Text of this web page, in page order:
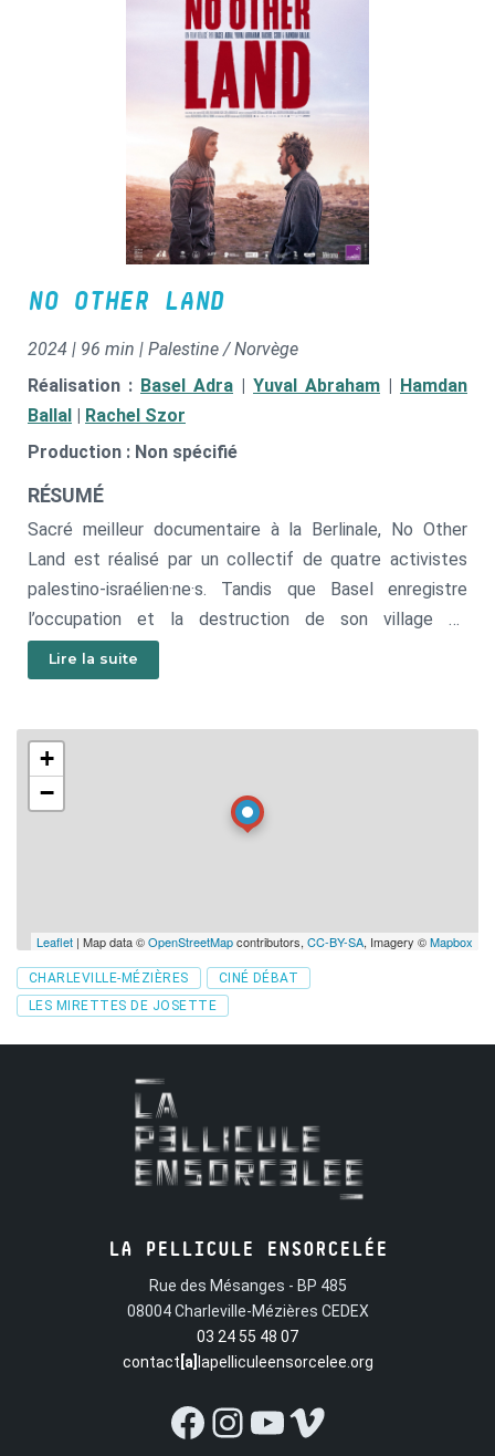
NO OTHER LAND
2024 | 96 min | Palestine / Norvège
Réalisation : Basel Adra | Yuval Abraham | Hamdan
Ballal | Rachel Szor
Production : Non spécifié
RÉSUMÉ
Sacré meilleur documentaire à la Berlinale, No Other
Land est réalisé par un collectif de quatre activistes
palestino-israélien·ne·s. Tandis que Basel enregistre
l’occupation et la destruction de son village en
Cisjordanie, il est rejoint par Yuval, jeune militant israélien.
Entre méfiance, colère et camaraderie naît une alliance
blessures et dialogue.
Lire la suite
+
−
Leaflet | Map data ©OpenStreetMapcontributors, CC-BY-SA, Imagery ©Mapbox
Tags
CHARLEVILLE-MÉZIÈRES
CINÉ DÉBAT
LES MIRETTES DE JOSETTE
LA PELLICULE ENSORCELÉE
Rue des Mésanges - BP 485
08004 Charleville-Mézières CEDEX
03 24 55 48 07
contact [a] lapelliculeensorcelee.org
Facebook
Instagram
YouTube
Vimeo